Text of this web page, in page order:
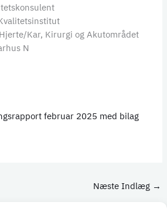
Kar, Kirurgi og Akutområdet
N
februar 2025 med bilag
Næste Indlæg →